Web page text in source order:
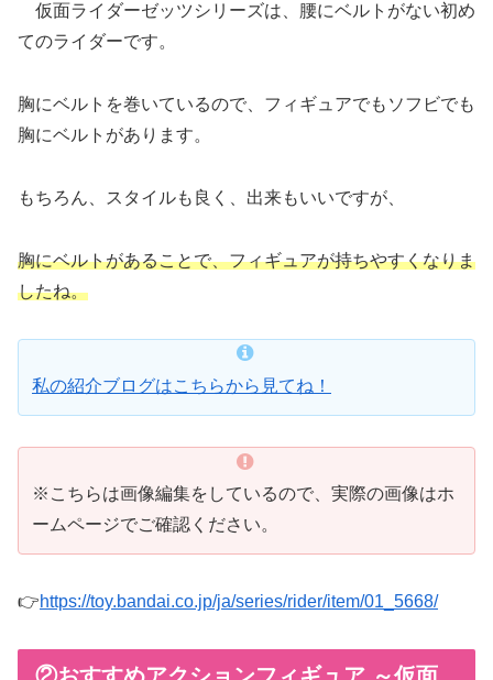
仮面ライダーゼッツシリーズは、腰にベルトがない初め
てのライダーです。
胸にベルトを巻いているので、フィギュアでもソフビでも
胸にベルトがあります。
もちろん、スタイルも良く、出来もいいですが、
胸にベルトがあることで、フィギュアが持ちやすくなりま
したね。
私の紹介ブログはこちらから見てね！
※こちらは画像編集をしているので、実際の画像はホ
ームページでご確認ください。
👉https://toy.bandai.co.jp/ja/series/rider/item/01_5668/